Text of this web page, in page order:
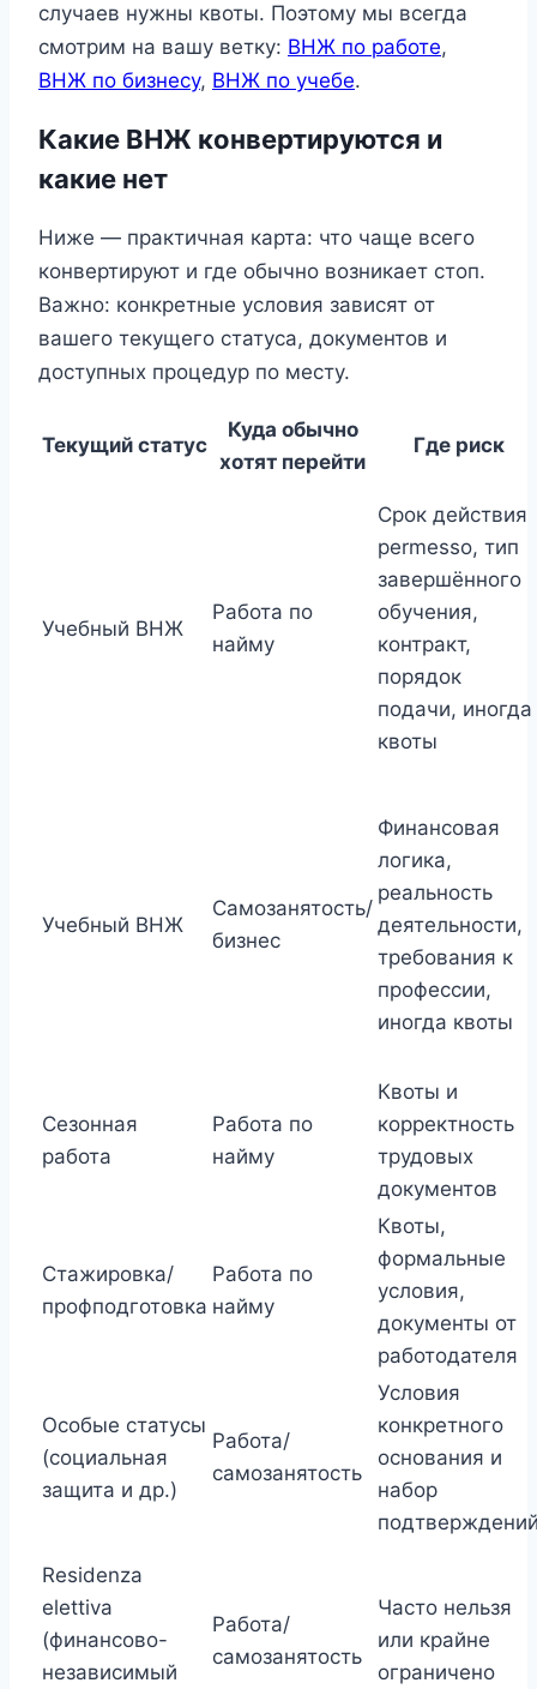
случаев нужны квоты. Поэтому мы всегда
смотрим на вашу ветку: ВНЖ по работе,
ВНЖ по бизнесу, ВНЖ по учебе.
Какие ВНЖ конвертируются и
какие нет
Ниже — практичная карта: что чаще всего
конвертируют и где обычно возникает стоп.
Важно: конкретные условия зависят от
вашего текущего статуса, документов и
доступных процедур по месту.
Текущий статус
Куда обычно
хотят перейти
Где риск
Учебный ВНЖ
Работа по
найму
Срок действия
permesso, тип
завершённого
обучения,
контракт,
порядок
подачи, иногда
квоты
Учебный ВНЖ
Самозанятость/
бизнес
Финансовая
логика,
реальность
деятельности,
требования к
профессии,
иногда квоты
Сезонная
работа
Работа по
найму
Квоты и
корректность
трудовых
документов
Стажировка/
профподготовка
Работа по
найму
Квоты,
формальные
условия,
документы от
работодателя
Особые статусы
(социальная
защита и др.)
Работа/
самозанятость
Условия
конкретного
основания и
набор
Residenza
elettiva
(финансово-
независимый
Работа/
самозанятость
Часто нельзя
или крайне
ограничено